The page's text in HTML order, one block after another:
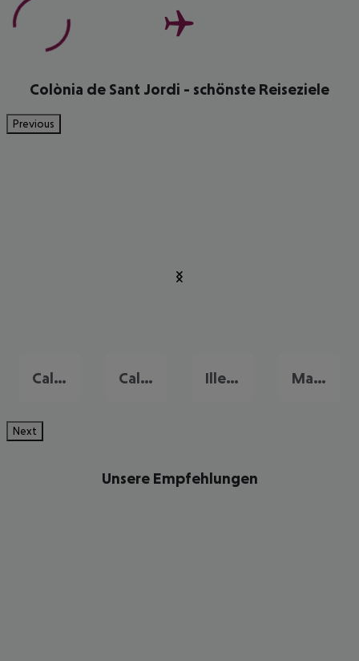
Colònia de Sant Jordi - schönste Reiseziele
Previous
Cala Mayor Calvia Illetas Magalluf
Next
Unsere Empfehlungen